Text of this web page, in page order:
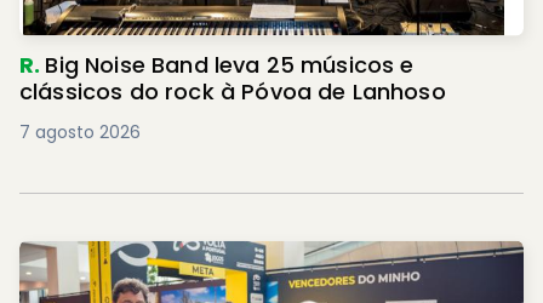
R. Big Noise Band leva 25 músicos e
clássicos do rock à Póvoa de Lanhoso
7 agosto 2026